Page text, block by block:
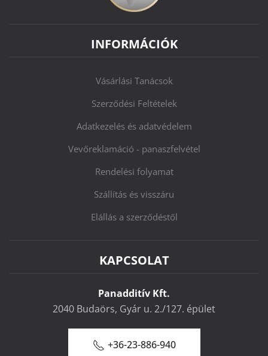
INFORMÁCIÓK
Vásárlási Tanácsok
Szerződési Feltételek
Adatkezelés és adatvédelem
Vevőreklamáció - panaszfelvétel
Rendelési folyamat
Szállítás és visszáru
Elállás a szerződéstől
KAPCSOLAT
Panadditív Kft.
2040 Budaörs, Gyár u. 2./127. épület
+36-23-886-940